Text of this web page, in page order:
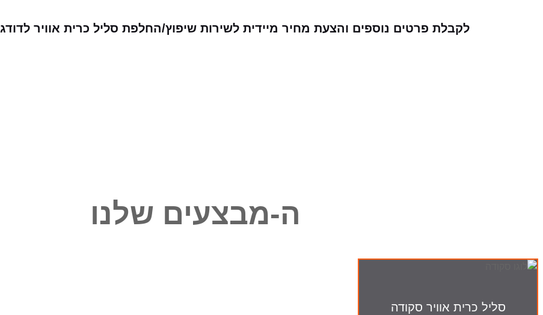
לקבלת פרטים נוספים והצעת מחיר מיידית לשירות שיפוץ/החלפת סליל כרית אוויר לדודג
ה-מבצעים שלנו
סליל כרית אוויר סקודה